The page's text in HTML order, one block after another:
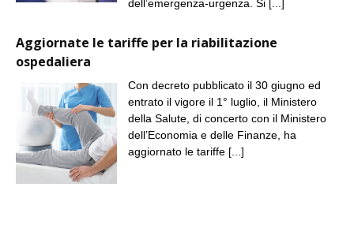
dell’emergenza-urgenza. Si [...]
Aggiornate le tariffe per la riabilitazione
ospedaliera
Con decreto pubblicato il 30 giugno ed
entrato il vigore il 1° luglio, il Ministero
della Salute, di concerto con il Ministero
dell’Economia e delle Finanze, ha
aggiornato le tariffe [...]